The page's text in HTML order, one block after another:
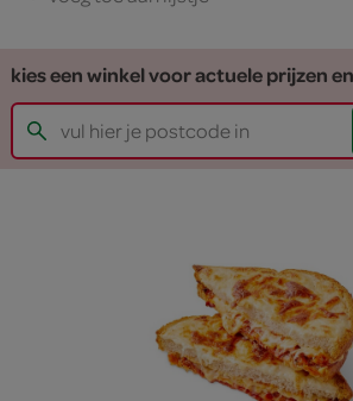
kies een winkel voor actuele prijzen